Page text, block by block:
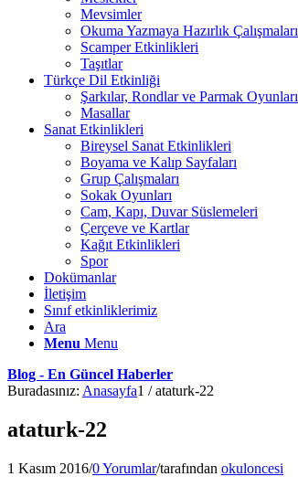
Mevsimler
Okuma Yazmaya Hazırlık Çalışmaları
Scamper Etkinlikleri
Taşıtlar
Türkçe Dil Etkinliği
Şarkılar, Rondlar ve Parmak Oyunları
Masallar
Sanat Etkinlikleri
Bireysel Sanat Etkinlikleri
Boyama ve Kalıp Sayfaları
Grup Çalışmaları
Sokak Oyunları
Cam, Kapı, Duvar Süslemeleri
Çerçeve ve Kartlar
Kağıt Etkinlikleri
Spor
Dokümanlar
İletişim
Sınıf etkinliklerimiz
Ara
Menu Menu
Blog - En Güncel Haberler
Buradasınız: Anasayfa1 / ataturk-22
ataturk-22
1 Kasım 2016/0 Yorumlar/tarafından okuloncesi